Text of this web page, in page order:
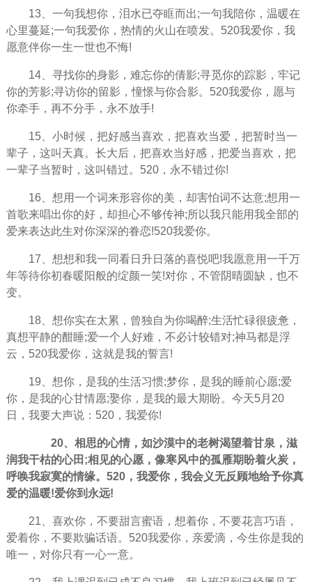
13、一句我想你，泪水已夺眶而出;一句我陪你，温暖在
心里蔓延;一句我爱你，热情的火山在喷发。520我爱你，我
愿意伴你一生一世也不悔!
14、寻找你的身影，难忘你的倩影;寻觅你的踪影，牢记
你的芳影;寻访你的留影，憧憬与你合影。520我爱你，愿与
你牵手，再不分手，永不放手!
15、小时候，把好感当喜欢，把喜欢当爱，把暂时当一
辈子，这叫天真。长大后，把喜欢当好感，把爱当喜欢，把
一辈子当暂时，这叫错过。520，永不错过你!
16、想用一个词来形容你的美，却害怕词不达意;想用一
首歌来唱出你的好，却担心不够传神;所以我只能用我全部的
爱来表达此生对你深深的眷恋!520我爱你。
17、想想和我一同看日升日落的喜悦吧!我愿意用一千万
年等待你初春暖阳般的绽颜一笑!对你，不管阴晴圆缺，也不
变。
18、想你实在太累，曾独自为你喝醉;生活忙碌很疲惫，
真想平静的酣睡;爱一个人好难，不必计较错对;神马都是浮
云，520我爱你，这就是我的誓言!
19、想你，是我的生活习惯;梦你，是我的睡前心愿;爱
你，是我的心甘情愿;娶你，是我的最大期盼。今天5月20
日，我要大声说：520，我爱你!
20、相思的心情，如沙漠中的老树渴望着甘泉，滋
润我干枯的心田;相见的心愿，像寒风中的孤雁期盼着火炭，
呼唤我寂寞的情缘。520，我爱你，我会义无反顾地给予你真
爱的温暖!爱你到永远!
21、喜欢你，不要甜言蜜语，想着你，不要花言巧语，
爱着你，不要欺骗话语。520我爱你，亲爱滴，今生你是我的
唯一，对你只有一心一意。